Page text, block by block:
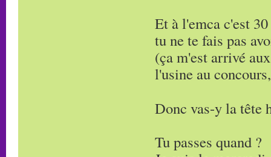
Et à l'emca c'est
tu ne te fais pas
(ça m'est arrivé
l'usine au
Donc vas-y la tête
Tu passes quand ?